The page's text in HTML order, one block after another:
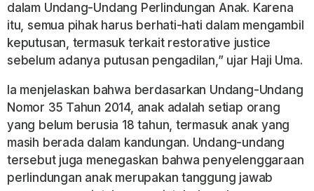
dalam Undang-Undang Perlindungan Anak. Karena
itu, semua pihak harus berhati-hati dalam mengambil
keputusan, termasuk terkait restorative justice
sebelum adanya putusan pengadilan,” ujar Haji Uma.
Ia menjelaskan bahwa berdasarkan Undang-Undang
Nomor 35 Tahun 2014, anak adalah setiap orang
yang belum berusia 18 tahun, termasuk anak yang
masih berada dalam kandungan. Undang-undang
tersebut juga menegaskan bahwa penyelenggaraan
perlindungan anak merupakan tanggung jawab